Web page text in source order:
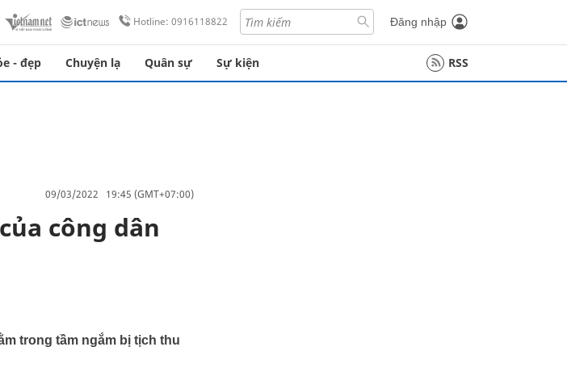
Hotline: 0916118822 Đăng nhập
- đẹp Chuyện lạ Quân sự Sự kiện RSS
09/03/2022 19:45 (GMT+07:00)
công dân
trong tầm ngắm bị tịch thu